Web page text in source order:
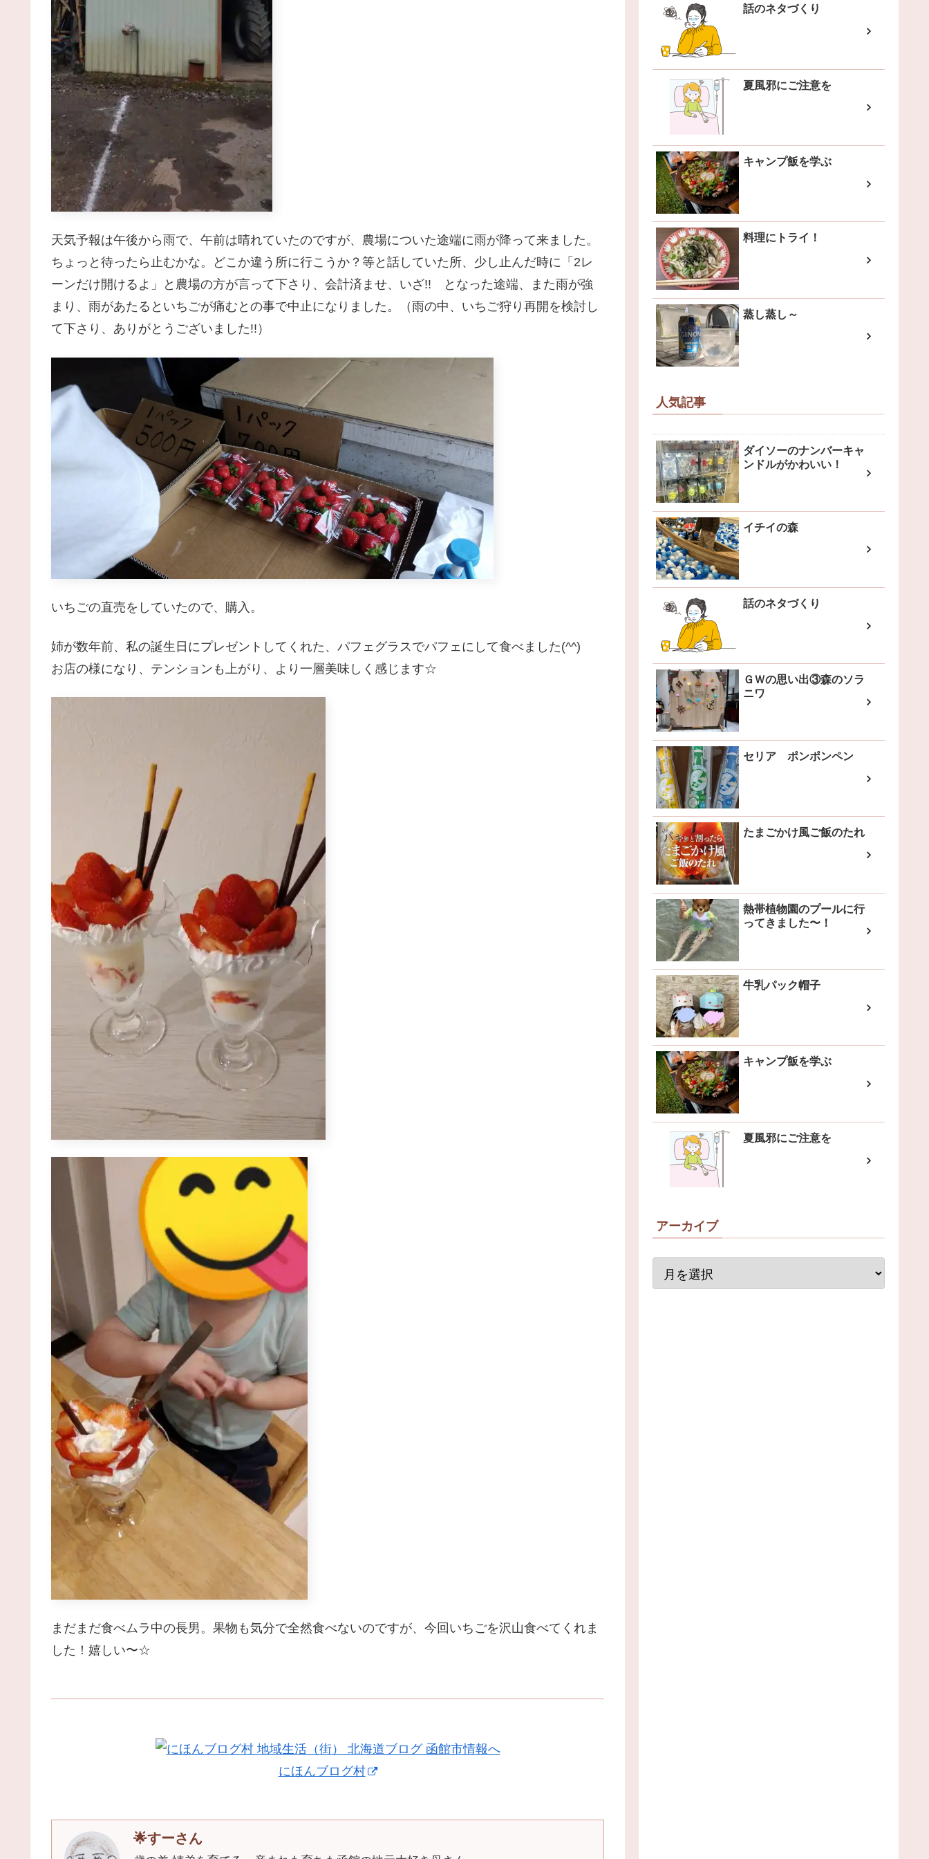
天気予報は午後から雨で、午前は晴れていたのですが、農場についた途端に雨が降って来ました。
ちょっと待ったら止むかな。どこか違う所に行こうか？等と話していた所、少し止んだ時に「2レ
ーンだけ開けるよ」と農場の方が言って下さり、会計済ませ、いざ!! となった途端、また雨が強
まり、雨があたるといちごが痛むとの事で中止になりました。（雨の中、いちご狩り再開を検討し
て下さり、ありがとうございました!!）
いちごの直売をしていたので、購入。
姉が数年前、私の誕生日にプレゼントしてくれた、パフェグラスでパフェにして食べました(^^)
お店の様になり、テンションも上がり、より一層美味しく感じます☆
まだまだ食べムラ中の長男。果物も気分で全然食べないのですが、今回いちごを沢山食べてくれま
した！嬉しい〜☆
にほんブログ村
🌟すーさん
話のネタづくり
夏風邪にご注意を
キャンプ飯を学ぶ
料理にトライ！
蒸し蒸し～
人気記事
ダイソーのナンバーキャ
ンドルがかわいい！
イチイの森
話のネタづくり
ＧＷの思い出③森のソラ
ニワ
セリア ポンポンペン
たまごかけ風ご飯のたれ
熱帯植物園のプールに行
ってきました〜！
牛乳パック帽子
キャンプ飯を学ぶ
夏風邪にご注意を
アーカイブ